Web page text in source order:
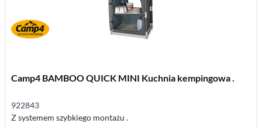
Camp4 BAMBOO QUICK MINI Kuchnia kempingowa .
922843
Z systemem szybkiego montażu .